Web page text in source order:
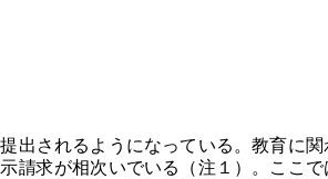
されるようになっている。教育に
求が相次いでいる（注１）。ここ